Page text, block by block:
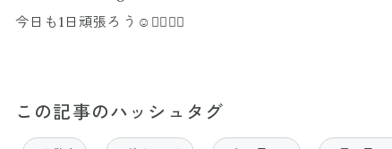
今日も1日頑張ろう☺️❤️‍🔥❤️‍🔥
この記事のハッシュタグ